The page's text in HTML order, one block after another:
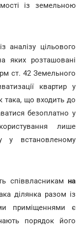
із земельною
аналізу цільового
яких розташовані
ст. 42 Земельного
квартир у
така, що входить до
безоплатно у
лише
у встановленому
співвласникам на
ділянка разом із
приміщеннями є
порядок його